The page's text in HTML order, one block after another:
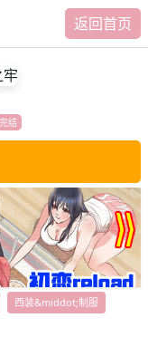
返回首页
完结
西装&middot;制服
交